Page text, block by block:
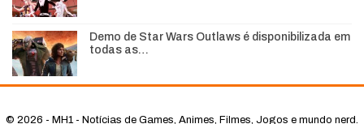
Demo de Star Wars Outlaws é disponibilizada em
todas as…
© 2026 - MH1 - Notícias de Games, Animes, Filmes, Jogos e mundo nerd.